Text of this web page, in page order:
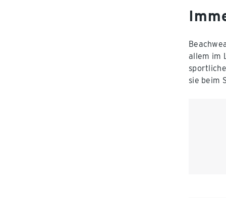
allem im
sie beim